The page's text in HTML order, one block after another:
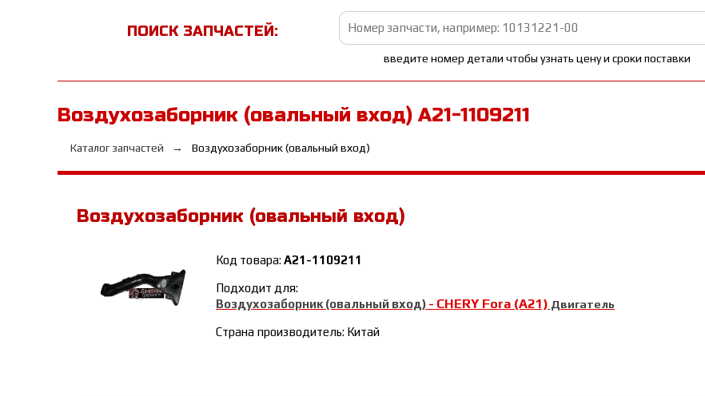
ПОИСК ЗАПЧАСТЕЙ:
введите номер детали чтобы узнать цену и сроки поставки
Воздухозаборник (овальный вход) A21-1109211
Каталог запчастей Воздухозаборник (овальный вход)
Воздухозаборник (овальный вход)
Код товара:A21-1109211
Подходит для:
Воздухозаборник (овальный вход) - CHERY Fora (A21) Двигатель
Страна производитель: Китай